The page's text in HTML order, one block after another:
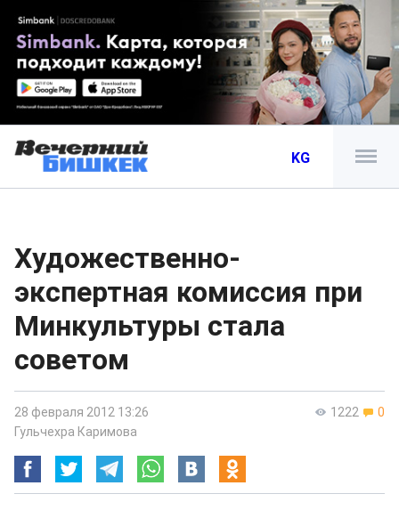
KG
Художественно-
экспертная комиссия при
Минкультуры стала
советом
1222 0
28 февраля 2012 13:26
Гульчехра Каримова